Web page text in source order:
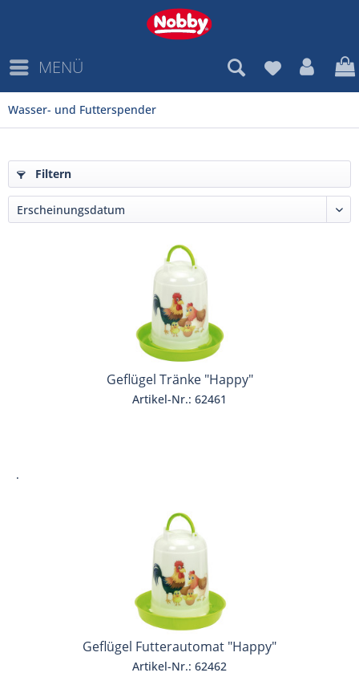
MENÜ
Wasser- und Futterspender
Filtern
Geflügel Tränke "Happy"
Artikel-Nr.: 62461
.
Geflügel Futterautomat "Happy"
Artikel-Nr.: 62462